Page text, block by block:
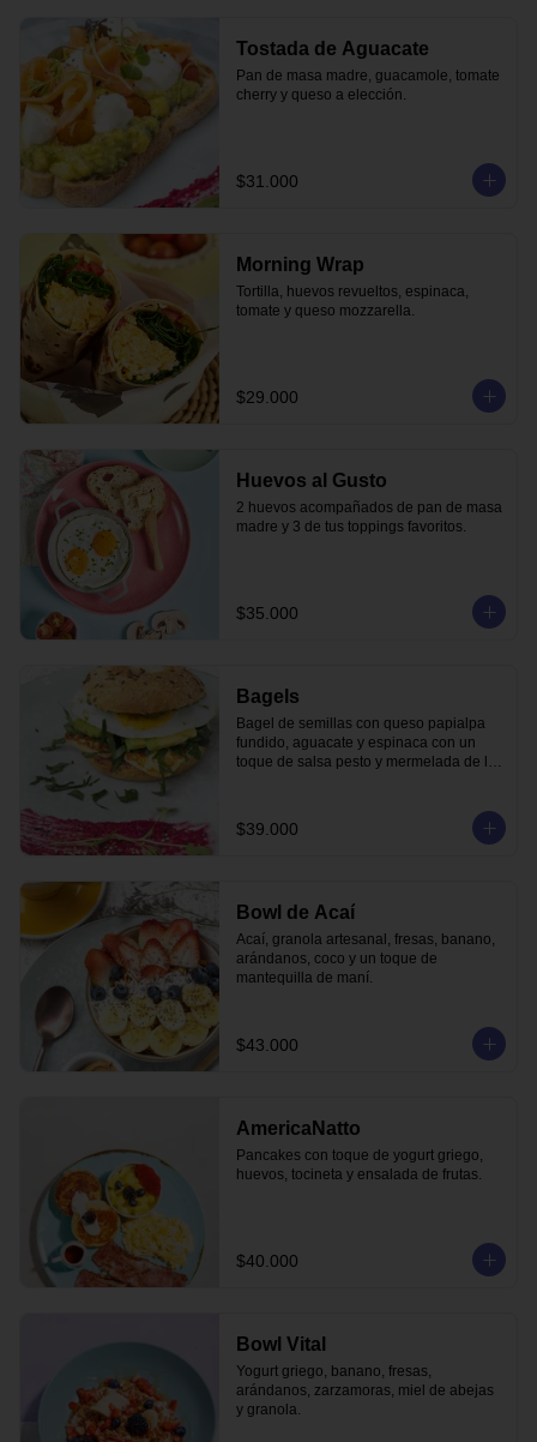
Tostada de Aguacate
Pan de masa madre, guacamole, tomate
cherry y queso a elección.
$31.000
Morning Wrap
Tortilla, huevos revueltos, espinaca,
tomate y queso mozzarella.
$29.000
Huevos al Gusto
2 huevos acompañados de pan de masa
madre y 3 de tus toppings favoritos.
$35.000
Bagels
Bagel de semillas con queso papialpa
fundido, aguacate y espinaca con un
toque de salsa pesto y mermelada de la
$39.000
Bowl de Acaí
Acaí, granola artesanal, fresas, banano,
arándanos, coco y un toque de
mantequilla de maní.
$43.000
AmericaNatto
Pancakes con toque de yogurt griego,
huevos, tocineta y ensalada de frutas.
$40.000
Bowl Vital
Yogurt griego, banano, fresas,
arándanos, zarzamoras, miel de abejas
y granola.